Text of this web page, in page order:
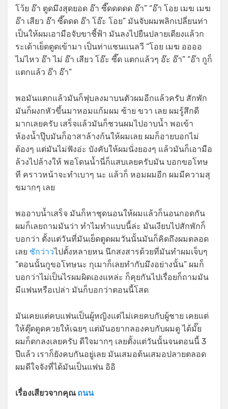
โว้ย อ๊า ตูดมึงสุดยอด อ๊า ซี๊ดดดดด อ๊า” “อ๊า โอย เมฆ เมฆ
อ๊า เสียว อ๊า ซี๊ดดด อ๊า โอ๊ะ โอย” มันจับผมพลิกเปลี่ยนท่า
เป็นให้ผมเอามือจับขาชี้ฟ้า มันลงไปยืนปลายเตียงแล้วก
ระเด้าเย็ดตูดเข้ามา เป็นท่าแชนแนลวี “โอย เมฆ ออออ
ไม่ไหว อ๊า ไม่ อ๊า เสียว โอ๊ะ ซี๊ด แตกแล้วๆ อ๊ะ อ๊า” “อ๊า กูก็
แตกแล้ว อ๊า อ๊า”
พอมันแตกแล้วมันก็ฟุบลงมาบนตัวผมอีกแล้วครับ สักพัก
มันก็ผงกหัวขึ้นมาหอมแก้มผม ซ้าย ขวา เลย ผมรู้สึกดี
มากเลยครับ เสร็จแล้วมันก็ชวนผมไปอาบน้ำ พอเข้า
ห้องน้ำปุ๊บมันก็อาสาล้างก้นให้ผมเลย ผมก็อายบอกไม่
ต้องๆ แต่มันไม่ฟังอ่ะ บังคับให้ผมนั่งยองๆ แล้วมันก็เอามือ
ล้วงไปล้างให้ พอโดนน้ำนี่ก็แสบเลยครับมัน บอกขอโทษ
ที คราวหน้าจะทำเบาๆ นะ แล้วก็ หอมผมอีก ผมมีความสุ
ขมากๆ เลย
พออาบน้ำเสร็จ มันก็หาชุดนอนให้ผมแล้วก็นอนกอดกัน
ผมก็เลยถามมันว่า ทำไมทำแบบนี้ล่ะ มันเงียบไปสักพักก็
บอกว่า ตั้งแต่วันที่มันเย็ดตูดผมวันนั้นมันก็คิดถึงผมตลอด
เลย ชักว่าวไปตั้งหลายหน นึกสงสารด้วยที่มันทำผมเจ็บๆ
“ตอนนั้นกูขอโทษนะ กุเมาก็เลยทำกับมึงอย่างนั้น” ผมก็
บอกว่าไม่เป็นไรผมผิดเองแหล่ะ ก็คุยกันไปเรื่อยก็ถามมัน
มีแฟนหรือเปล่า มันก็บอกว่าตอนนี้โสด
มันเคยแต่คบแฟนเป็นผู้หญิงแต่ไม่เคยคบกับผู้ชาย เคยแต่
ให้ตุ๊ดดูดควยให้เฉยๆ แต่มันอยากลองคบกับผมดู ได้มั๊ย
ผมก็ตกลงเลยครับ ดีใจมากๆ เลยตั้งแต่วันนั้นจนตอนนี้ 3
ปีแล้ว เราก็ยังคบกันอยู่เลย มันเสมอต้นเสมอปลายตลอด
ผมดีใจจังที่ได้มันเป็นแฟน อิอิ
เรื่องเสียวจากคุณ ถนน